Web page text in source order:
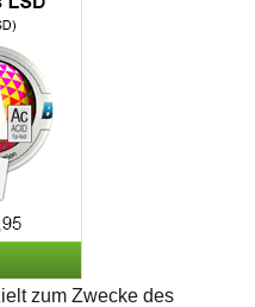
zum Zwecke des